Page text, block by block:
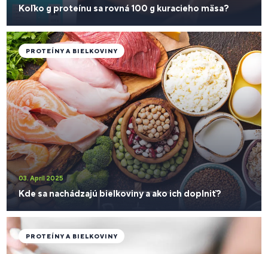
Koľko g proteínu sa rovná 100 g kuracieho mäsa?
03. Apríl 2025
Kde sa nachádzajú bielkoviny a ako ich doplniť?
PROTEÍNY A BIELKOVINY
PROTEÍNY A BIELKOVINY